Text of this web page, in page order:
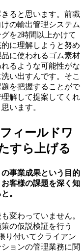
ると思います。前職
の輸出管理システム
を2時間以上かけて
に理解しようと努め
に使われるゴム素材
るような可能性がな
い出すんです。そこ
を把握することがで
解して提案してくれ
います。
ィールドワ
すら上げる
事業成果という目的
客様の課題を深く知
。
変わっていません。
の仮説検証を行う
り付いてクライアン
ョンの管理業務に関